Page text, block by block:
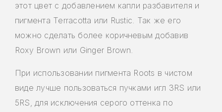
этот цвет с добавлением капли разбавителя и
пигмента Terracotta или Rustic. Так же его
можно сделать более коричневым добавив
Roxy Brown или Ginger Brown.
При использовании пигмента Roots в чистом
виде лучше пользоваться пучками игл 3RS или
5RS, для исключения серого оттенка по